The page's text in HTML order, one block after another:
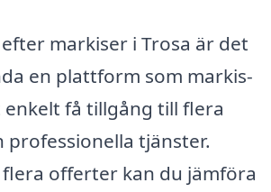
markiser i Trosa är det
en plattform som markis-
få tillgång till flera
professionella tjänster.
offerter kan du jämföra